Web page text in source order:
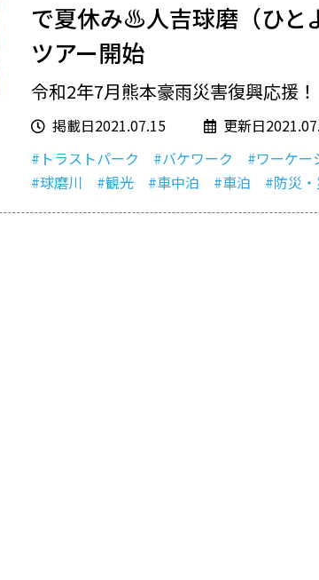
で夏休み♨人吉球磨（ひと
ツアー開始
令和2年7月熊本豪雨災害復興応援
掲載日2021.07.15
更新日
#トラストパーク
#バケワーク #ワーケー
#球磨川
#観光 #車中泊 #車泊 #防災